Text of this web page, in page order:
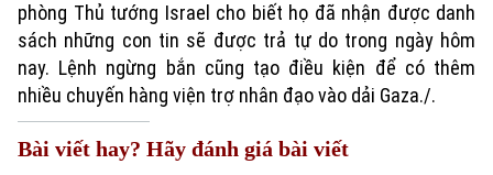
Xu hướng
phòng Thủ tướng Israel cho biết họ đã nhận được danh
sách những con tin sẽ được trả tự do trong ngày hôm
nay. Lệnh ngừng bắn cũng tạo điều kiện để có thêm
nhiều chuyến hàng viện trợ nhân đạo vào dải Gaza./.
Bài viết hay? Hãy đánh giá bài viết